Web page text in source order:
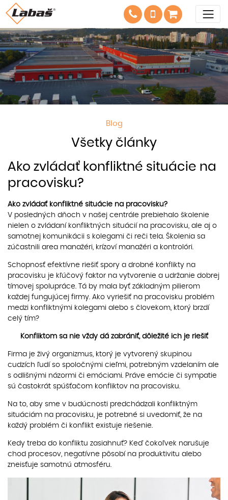
Blog
Všetky články
Ako zvládať konfliktné situácie na
pracovisku?
Ako zvládať konfliktné situácie na pracovisku?
V posledných dňoch v našej centrále prebiehalo školenie
nielen o zvládaní konfliktných situácií na pracovisku, ale aj o
samotnej komunikácii s kolegami či reči tela. Školenia sa
zúčastnili area manažéri, krízoví manažéri a kontrolóri.
Schopnosť efektívne riešiť spory a drobné konflikty na
pracovisku je kľúčový faktor na vytvorenie a udržanie dobrej
tímovej spolupráce. Tá by mala byť základným pilierom
každej fungujúcej firmy. Ako vyriešiť na pracovisku problém
medzi konfliktnými kolegami alebo s človekom, ktorý brzdí
celý tím?
Konfliktom sa nie vždy dá zabrániť, dôležité ich je riešiť
Firma je živý organizmus, ktorý je vytvorený skupinou
cudzích ľudí so spoločnými cieľmi, potrebným vzdelaním ale
s odlišnými názormi či emóciami. Práve emócie či sympatie
sú častokrát spúšťačom konfliktov na pracovisku.
Na to, aby sme v budúcnosti predchádzali konfliktným
situáciám na pracovisku, je potrebné si uvedomiť, že na
každý problém či konflikt existuje riešenie.
Kedy treba do konfliktu zasiahnuť? Keď čokoľvek narušuje
chod procesov, negatívne pôsobí na produktivitu alebo
zneisťuje samotnú atmosféru.